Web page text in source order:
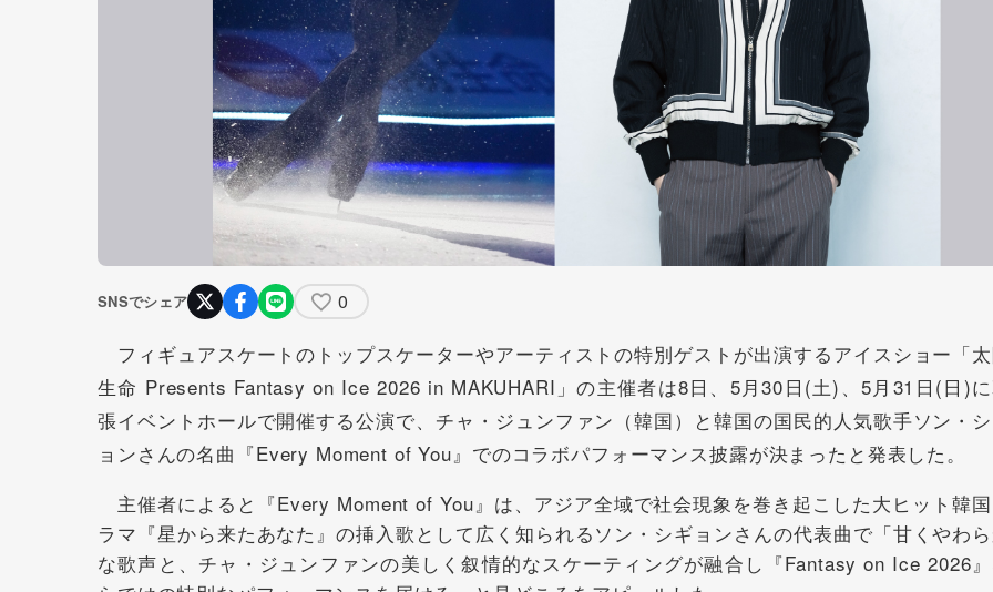
SNSでシェア 0
フィギュアスケートのトップスケーターやアーティストの特別ゲストが出演するアイスショー「
生命 Presents Fantasy on Ice 2026 in MAKUHARI」の主催者は8日、5月30日(土)、5月31日(日)
張イベントホールで開催する公演で、チャ・ジュンファン（韓国）と韓国の国民的人気歌手ソン・
ョンさんの名曲『Every Moment of You』でのコラボパフォーマンス披露が決まったと発表した。
主催者によると『Every Moment of You』は、アジア全域で社会現象を巻き起こした大ヒット韓
ラマ『星から来たあなた』の挿入歌として広く知られるソン・シギョンさんの代表曲で「甘くやわ
な歌声と、チャ・ジュンファンの美しく叙情的なスケーティングが融合し『Fantasy on Ice 2026